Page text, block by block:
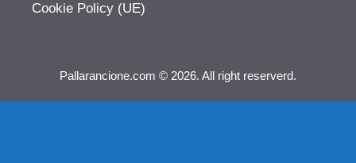
Cookie Policy (UE)
Pallarancione.com © 2026. All right reserverd.